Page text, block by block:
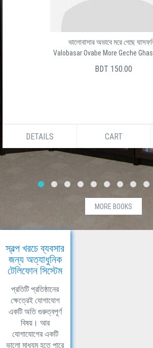
ভালোবাসার অভাবে মরে গেছে
Valobasar Ovabe More Geche
BDT 150.00
DETAILS CART
MORE BOOKS
স্বল্প খরচে ব্যবসার
জন্য অত্যাধুনিক
টেলিফোন সিস্টেম
প্রতিটি প্রতিষ্ঠানের
ক্ষেত্রেই যোগাযোগ
একটি অতি গুরুত্বপূর্ণ
বিষয়। আর
যোগাযোগের একটি
ভালো মাধ্যম হতে পারে